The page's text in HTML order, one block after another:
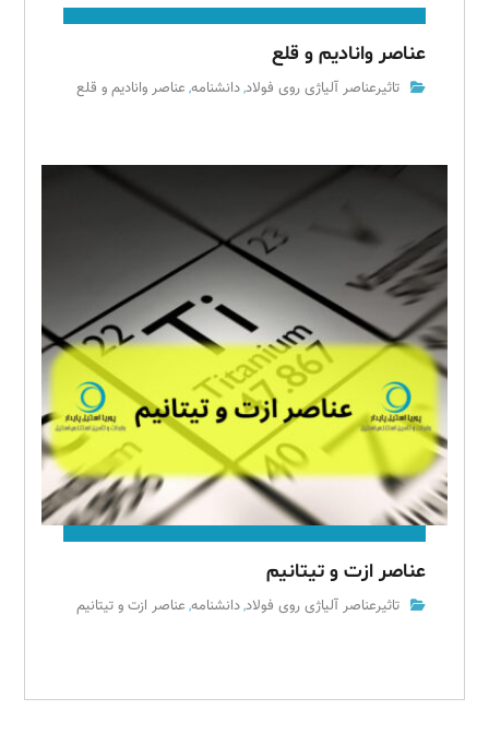
عناصر وانادیم و قلع
تاثیرعناصر آلیاژی روی فولاد,دانشنامه, عناصر وانادیم و قلع
عناصر ازت و تیتانیم
تاثیرعناصر آلیاژی روی فولاد,دانشنامه, عناصر ازت و تیتانیم